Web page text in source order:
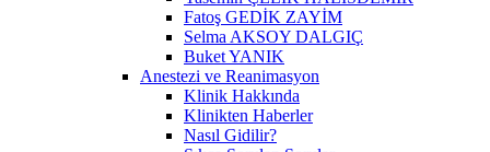
Fatoş GEDİK ZAYİM
Selma AKSOY DALGIÇ
Buket YANIK
Anestezi ve Reanimasyon
Klinik Hakkında
Klinikten Haberler
Nasıl Gidilir?